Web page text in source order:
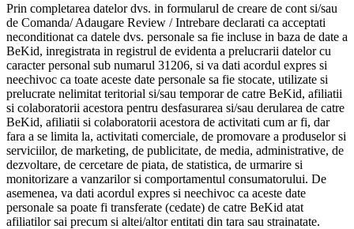
Prin completarea datelor dvs. in formularul de creare de cont si/sau
de Comanda/ Adaugare Review / Intrebare declarati ca acceptati
neconditionat ca datele dvs. personale sa fie incluse in baza de date a
BeKid, inregistrata in registrul de evidenta a prelucrarii datelor cu
caracter personal sub numarul 31206, si va dati acordul expres si
neechivoc ca toate aceste date personale sa fie stocate, utilizate si
prelucrate nelimitat teritorial si/sau temporar de catre BeKid, afiliatii
si colaboratorii acestora pentru desfasurarea si/sau derularea de catre
BeKid, afiliatii si colaboratorii acestora de activitati cum ar fi, dar
fara a se limita la, activitati comerciale, de promovare a produselor si
serviciilor, de marketing, de publicitate, de media, administrative, de
dezvoltare, de cercetare de piata, de statistica, de urmarire si
monitorizare a vanzarilor si comportamentul consumatorului. De
asemenea, va dati acordul expres si neechivoc ca aceste date
personale sa poate fi transferate (cedate) de catre BeKid atat
afiliatilor sai precum si altei/altor entitati din tara sau strainatate.